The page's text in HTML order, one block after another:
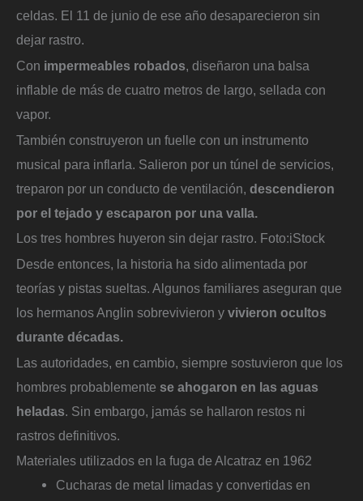
celdas. El 11 de junio de ese año desaparecieron sin
dejar rastro.
Con impermeables robados, diseñaron una balsa
inflable de más de cuatro metros de largo, sellada con
vapor.
También construyeron un fuelle con un instrumento
musical para inflarla. Salieron por un túnel de servicios,
treparon por un conducto de ventilación, descendieron
por el tejado y escaparon por una valla.
Los tres hombres huyeron sin dejar rastro. Foto:iStock
Desde entonces, la historia ha sido alimentada por
teorías y pistas sueltas. Algunos familiares aseguran que
los hermanos Anglin sobrevivieron y vivieron ocultos
durante décadas.
Las autoridades, en cambio, siempre sostuvieron que los
hombres probablemente se ahogaron en las aguas
heladas . Sin embargo, jamás se hallaron restos ni
rastros definitivos.
Materiales utilizados en la fuga de Alcatraz en 1962
Cucharas de metal limadas y convertidas en